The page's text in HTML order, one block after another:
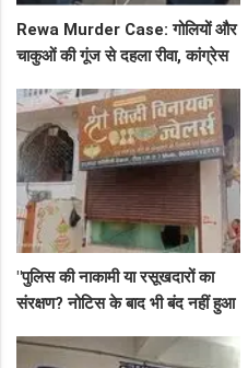
Rewa Murder Case: गोलियों और
चाकुओं की गूंज से दहला रीवा, कांग्रेस
गिरफ्तार!
"पुलिस की नाकामी या रसूखदारों का
संरक्षण? नोटिस के बाद भी बंद नहीं हुआ
शॉप लुट गई!"